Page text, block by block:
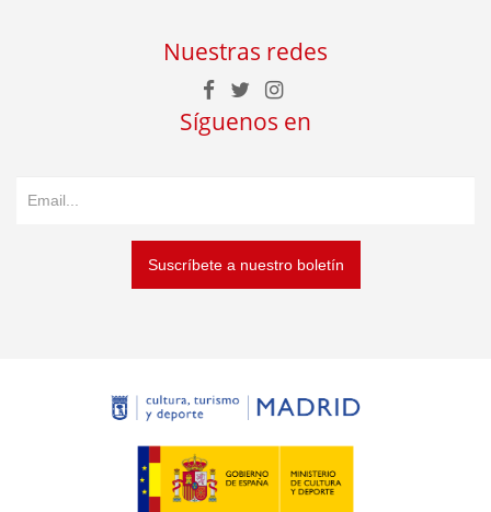
Nuestras redes
Síguenos en
Suscríbete a nuestro boletín